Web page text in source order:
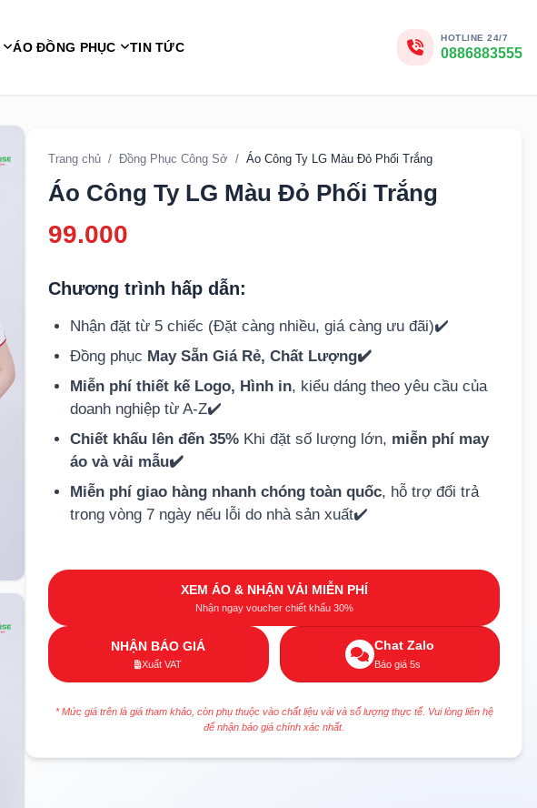
ÁO ĐỒNG PHỤC TIN TỨC
HOTLINE 24/7
0886883555
Trang chủ / Đồng Phục Công Sở / Áo Công Ty LG Màu Đỏ Phối Trắng
Áo Công Ty LG Màu Đỏ Phối Trắng
99.000
Chương trình hấp dẫn:
Nhận đặt từ 5 chiếc (Đặt càng nhiều, giá càng ưu đãi)✔️
Đồng phục May Sẵn Giá Rẻ, Chất Lượng✔️
Miễn phí thiết kế Logo, Hình in, kiểu dáng theo yêu cầu của
doanh nghiệp từ A-Z✔️
Chiết khấu lên đến 35% Khi đặt số lượng lớn, miễn phí may
áo và vải mẫu✔️
Miễn phí giao hàng nhanh chóng toàn quốc, hỗ trợ đổi trả
trong vòng 7 ngày nếu lỗi do nhà sản xuất✔️
XEM ÁO & NHẬN VẢI MIỄN PHÍ
Nhận ngay voucher chiết khấu 30%
NHẬN BÁO GIÁ
Xuất VAT
Chat Zalo
Báo giá 5s
* Mức giá trên là giá tham khảo, còn phụ thuộc vào chất liệu vải và số lượng thực tế. Vui lòng liên hệ
để nhận báo giá chính xác nhất.